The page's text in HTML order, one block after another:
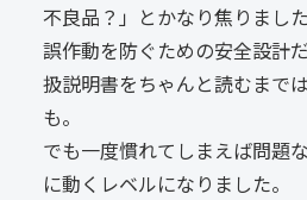
不良品？」とかなり焦りました
誤作動を防ぐための安全設計
扱説明書をちゃんと読むまで
も。
でも一度慣れてしまえば問題
に動くレベルになりました。